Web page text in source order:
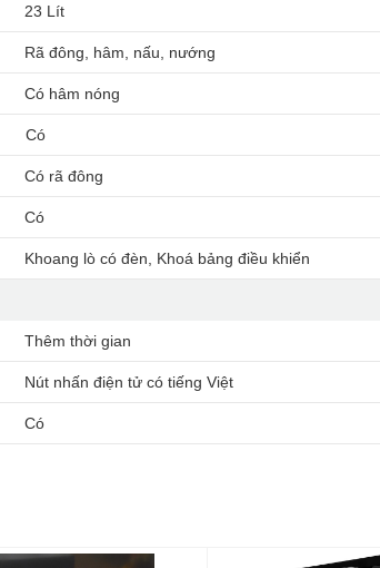
23 Lít
Rã đông, hâm, nấu, nướng
Có hâm nóng
Có
Có rã đông
Có
Khoang lò có đèn, Khoá bảng điều khiển
Thêm thời gian
Nút nhấn điện tử có tiếng Việt
Có